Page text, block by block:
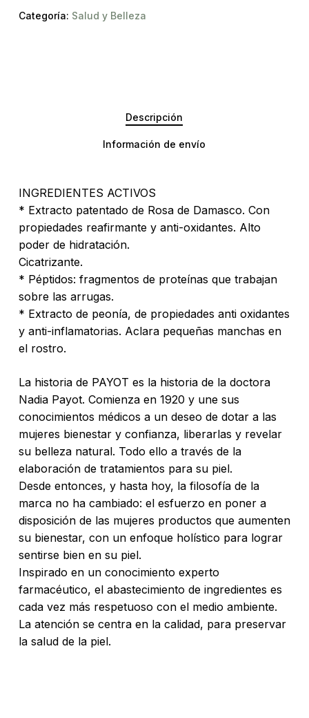
No hay productos en el carrito.
Categoría: Salud y Belleza
Descripción
Información de envío
INGREDIENTES ACTIVOS
* Extracto patentado de Rosa de Damasco. Con
propiedades reafirmante y anti-oxidantes. Alto
poder de hidratación.
Cicatrizante.
* Péptidos: fragmentos de proteínas que trabajan
sobre las arrugas.
* Extracto de peonía, de propiedades anti oxidantes
y anti-inflamatorias. Aclara pequeñas manchas en
el rostro.
La historia de PAYOT es la historia de la doctora
Nadia Payot. Comienza en 1920 y une sus
conocimientos médicos a un deseo de dotar a las
mujeres bienestar y confianza, liberarlas y revelar
su belleza natural. Todo ello a través de la
elaboración de tratamientos para su piel.
Desde entonces, y hasta hoy, la filosofía de la
marca no ha cambiado: el esfuerzo en poner a
disposición de las mujeres productos que aumenten
su bienestar, con un enfoque holístico para lograr
sentirse bien en su piel.
Inspirado en un conocimiento experto
farmacéutico, el abastecimiento de ingredientes es
cada vez más respetuoso con el medio ambiente.
La atención se centra en la calidad, para preservar
la salud de la piel.